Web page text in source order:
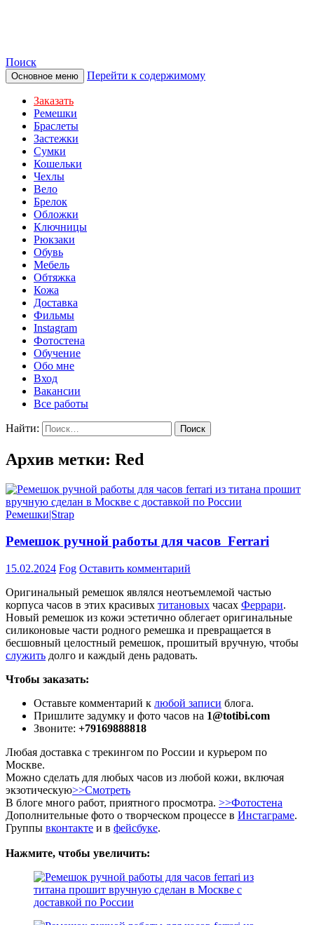
Поиск
Основное меню Перейти к содержимому
Заказать
Ремешки
Браслеты
Застежки
Сумки
Кошельки
Чехлы
Вело
Брелок
Обложки
Ключницы
Рюкзаки
Обувь
Мебель
Обтяжка
Кожа
Доставка
Фильмы
Instagram
Фотостена
Обучение
Обо мне
Вход
Вакансии
Все работы
Найти:
Архив метки: Red
Ремешки|Strap
Ремешок ручной работы для часов Ferrari
15.02.2024 Fog Оставить комментарий
Оригинальный ремешок являлся неотъемлемой частью
корпуса часов в этих красивых титановых часах Феррари.
Новый ремешок из кожи эстетично облегает оригинальные
силиконовые части родного ремешка и превращается в
бесшовный целостный ремешок, прошитый вручную, чтобы
служить долго и каждый день радовать.
Чтобы заказать:
Оставьте комментарий к любой записи блога.
Пришлите задумку и фото часов на 1@totibi.com
Звоните: +79169888818
Любая доставка с трекингом по России и курьером по
Москве.
Можно сделать для любых часов из любой кожи, включая
экзотическую>>Смотреть
В блоге много работ, приятного просмотра. >>Фотостена
Дополнительные фото о творческом процессе в Инстаграме.
Группы вконтакте и в фейсбуке.
Нажмите, чтобы увеличить: